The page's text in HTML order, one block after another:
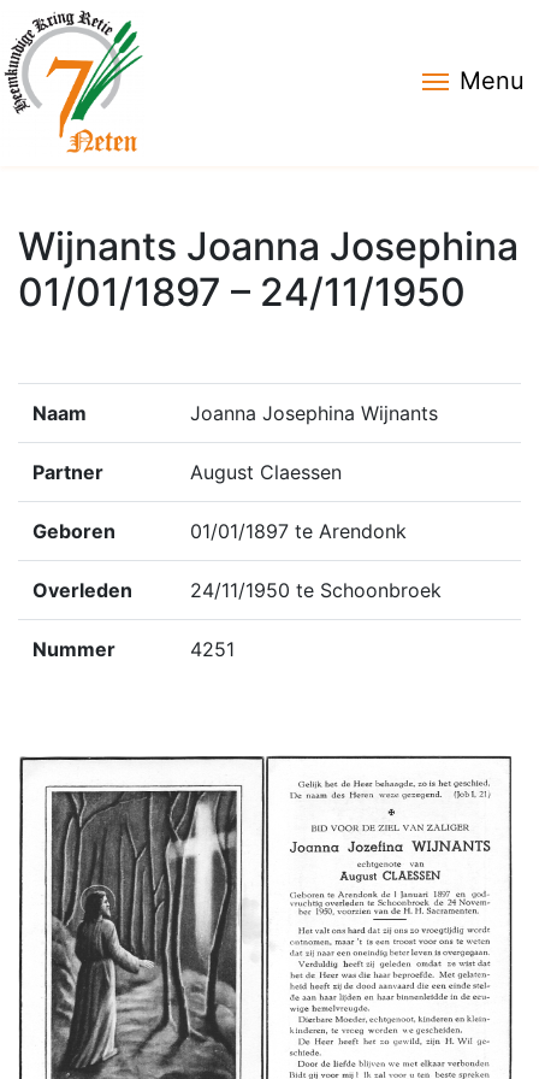
Menu
Wijnants Joanna Josephina
01/01/1897 – 24/11/1950
Naam Joanna Josephina Wijnants
Partner August Claessen
Geboren 01/01/1897 te Arendonk
Overleden 24/11/1950 te Schoonbroek
Nummer 4251